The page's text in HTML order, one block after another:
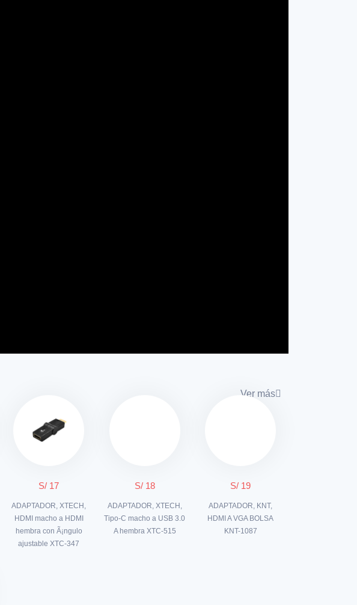
Ver más
S/ 17
ADAPTADOR, XTECH,
HDMI macho a HDMI
hembra con Ã¡ngulo
ajustable XTC-347
S/ 18
ADAPTADOR, XTECH,
Tipo-C macho a USB 3.0
A hembra XTC-515
S/ 19
ADAPTADOR, KNT,
HDMI A VGA BOLSA
KNT-1087